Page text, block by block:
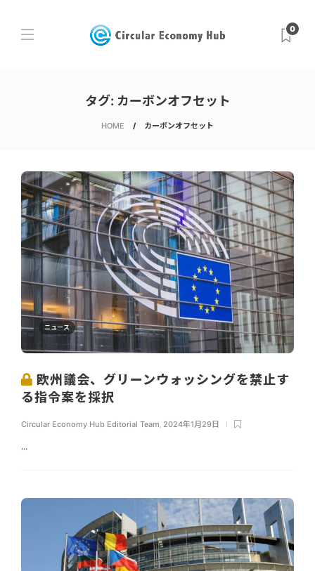
0
タグ: カーボンオフセット
HOME カーボンオフセット
ニュース
欧州議会、グリーンウォッシングを禁止す
る指令案を採択
Circular Economy Hub Editorial Team 2024年1月29日
...